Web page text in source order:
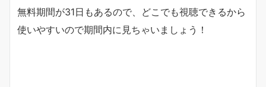
無料期間が31日もあるので、どこでも視聴できるから
使いやすいので期間内に見ちゃいましょう！